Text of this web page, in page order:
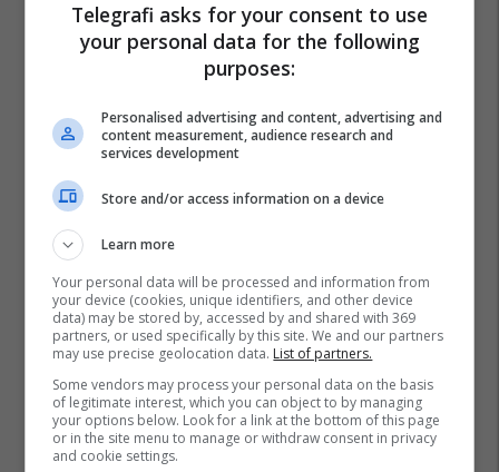
Barcelona Gerard Martin
Miguel Angel Gil
Telegrafi asks for your consent to use
your personal data for the following
purposes:
Personalised advertising and content, advertising and
content measurement, audience research and
services development
Store and/or access information on a device
Learn more
Your personal data will be processed and information from
your device (cookies, unique identifiers, and other device
data) may be stored by, accessed by and shared with 369
partners, or used specifically by this site. We and our partners
may use precise geolocation data. List of partners.
Some vendors may process your personal data on the basis
of legitimate interest, which you can object to by managing
your options below. Look for a link at the bottom of this page
or in the site menu to manage or withdraw consent in privacy
and cookie settings.